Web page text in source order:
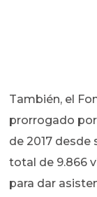
También, el
prorrogado por
de 2017 desde
total de 9.866
para dar